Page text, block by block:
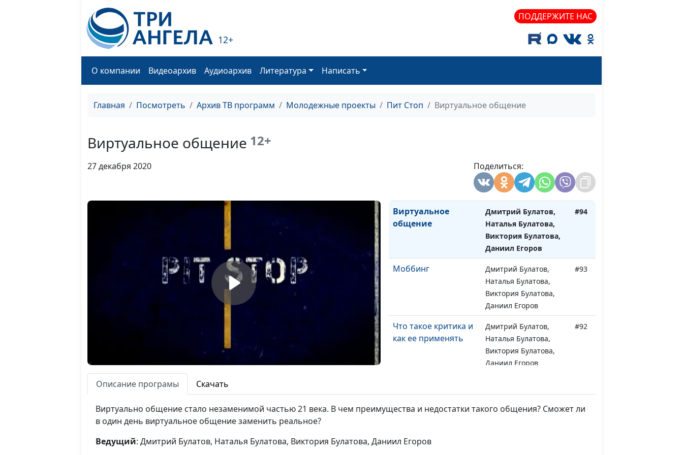
12+
ПОДДЕРЖИТЕ НАС
О компании Видеоархив Аудиоархив Литература Написать
Главная Посмотреть Архив ТВ программ Молодежные проекты Пит Стоп Виртуальное общение
Виртуальное общение 12+
27 декабря 2020 Поделиться:
Егор Суслов
Дмитрий Булатов,
#97
Елена Солдатова,
Наталья Булатова,
Виктория Булатова,
Даниил Егоров
Виртуальное
общение
Дмитрий Булатов,
Наталья Булатова,
Виктория Булатова,
Даниил Егоров
#94
Моббинг
Дмитрий Булатов,
Наталья Булатова,
Виктория Булатова,
Даниил Егоров
#93
Что такое критика и
как ее применять
Дмитрий Булатов,
Наталья Булатова,
Виктория Булатова,
Даниил Егоров
#92
образование?
Наталья Булатова,
Сергей Катаев, Елена
Мужские профессии
Описание програмы Скачать
Виртуально общение стало незаменимой частью 21 века. В чем преимущества и недостатки такого общения? Сможет ли
в один день виртуальное общение заменить реальное?
Ведущий: Дмитрий Булатов, Наталья Булатова, Виктория Булатова, Даниил Егоров